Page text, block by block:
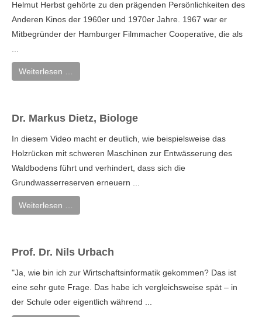
Helmut Herbst gehörte zu den prägenden Persönlichkeiten des
Anderen Kinos der 1960er und 1970er Jahre. 1967 war er
Mitbegründer der Hamburger Filmmacher Cooperative, die als
Weiterlesen …
Dr. Markus Dietz, Biologe
In diesem Video macht er deutlich, wie beispielsweise das
Holzrücken mit schweren Maschinen zur Entwässerung des
Waldbodens führt und verhindert, dass sich die
Grundwasserreserven erneuern ...
Weiterlesen …
Prof. Dr. Nils Urbach
"Ja, wie bin ich zur Wirtschaftsinformatik gekommen? Das ist
eine sehr gute Frage. Das habe ich vergleichsweise spät – in
der Schule oder eigentlich während ...